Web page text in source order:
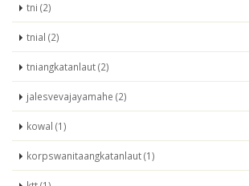
tni (2)
tnial (2)
tniangkatanlaut (2)
jalesvevajayamahe (2)
kowal (1)
korpswanitaangkatanlaut (1)